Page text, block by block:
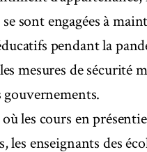
sont engagées à
pendant la
mesures de sécurité
gouvernements.
les cours en
les enseignants des